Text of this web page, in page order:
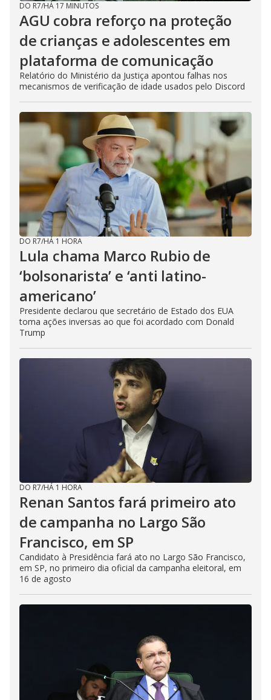
DO R7/HÁ 17 MINUTOS
AGU cobra reforço na proteção
de crianças e adolescentes em
plataforma de comunicação
Relatório do Ministério da Justiça apontou falhas nos
mecanismos de verificação de idade usados pelo Discord
DO R7/HÁ 1 HORA
Lula chama Marco Rubio de
‘bolsonarista’ e ‘anti latino-
americano’
Presidente declarou que secretário de Estado dos EUA
toma ações inversas ao que foi acordado com Donald
Trump
DO R7/HÁ 1 HORA
Renan Santos fará primeiro ato
de campanha no Largo São
Francisco, em SP
Candidato à Presidência fará ato no Largo São Francisco,
em SP, no primeiro dia oficial da campanha eleitoral, em
16 de agosto